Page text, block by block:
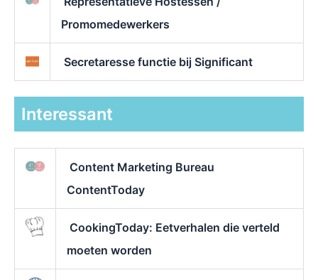
Promomedewerkers
Secretaresse functie bij Significant
Interessant
Content Marketing Bureau
ContentToday
CookingToday: Eetverhalen die verteld
moeten worden